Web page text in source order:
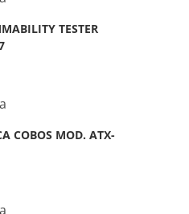
TESTER
COBOS MOD. ATX-